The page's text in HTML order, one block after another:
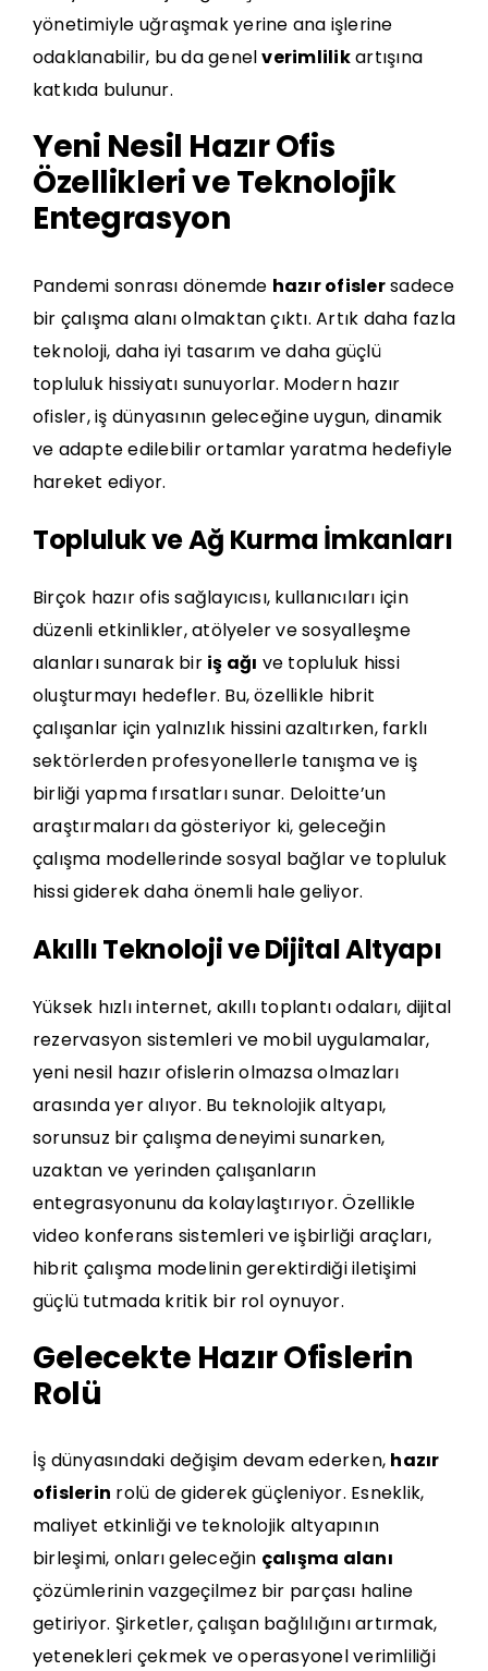
yönetimiyle uğraşmak yerine ana işlerine
odaklanabilir, bu da genelverimlilikartışına
katkıda bulunur.
Yeni Nesil Hazır Ofis
Özellikleri ve Teknolojik
Entegrasyon
Pandemi sonrası dönemde hazır ofislersadece
bir çalışma alanı olmaktan çıktı. Artık daha fazla
teknoloji, daha iyi tasarım ve daha güçlü
topluluk hissiyatı sunuyorlar. Modern hazır
ofisler, iş dünyasının geleceğine uygun, dinamik
ve adapte edilebilir ortamlar yaratma hedefiyle
hareket ediyor.
Topluluk ve Ağ Kurma İmkanları
Birçok hazır ofis sağlayıcısı, kullanıcıları için
düzenli etkinlikler, atölyeler ve sosyalleşme
alanları sunarak bir iş ağı ve topluluk hissi
oluşturmayı hedefler. Bu, özellikle hibrit
çalışanlar için yalnızlık hissini azaltırken, farklı
sektörlerden profesyonellerle tanışma ve iş
birliği yapma fırsatları sunar. Deloitte’un
araştırmalarıda gösteriyor ki, geleceğin
çalışma modellerinde sosyal bağlar ve topluluk
hissi giderek daha önemli hale geliyor.
Akıllı Teknoloji ve Dijital Altyapı
Yüksek hızlı internet, akıllı toplantı odaları, dijital
rezervasyon sistemleri ve mobil uygulamalar,
yeni nesil hazır ofislerin olmazsa olmazları
arasında yer alıyor. Bu teknolojik altyapı,
sorunsuz bir çalışma deneyimi sunarken,
uzaktan ve yerinden çalışanların
entegrasyonunu da kolaylaştırıyor. Özellikle
video konferans sistemleri ve işbirliği araçları,
hibrit çalışma modelinin gerektirdiği iletişimi
güçlü tutmada kritik bir rol oynuyor.
Gelecekte Hazır Ofislerin
Rolü
İş dünyasındaki değişim devam ederken, hazır
ofislerin rolü de giderek güçleniyor. Esneklik,
maliyet etkinliği ve teknolojik altyapının
birleşimi, onları geleceğin çalışma alanı
çözümlerinin vazgeçilmez bir parçası haline
getiriyor. Şirketler, çalışan bağlılığını artırmak,
yetenekleri çekmek ve operasyonel verimliliği